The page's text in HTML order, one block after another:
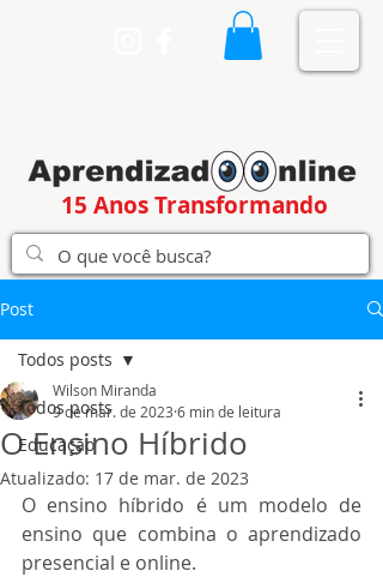
15 Anos Transformando
Post
Todos posts
Educação
Todos posts
O Ensino Híbrido
Wilson Miranda
9 de mar. de 2023 6 min de leitura
Atualizado: 17 de mar. de 2023
O ensino híbrido é um modelo de
ensino que combina o aprendizado
presencial e online.